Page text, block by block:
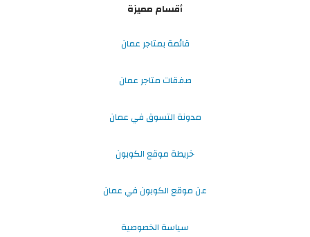
أقسام مميزة
قائمة بمتاجر عمان
صفقات متاجر عمان
مدونة التسوق في عمان
خريطة موقع الكوبون
عن موقع الكوبون في عمان
سياسة الخصوصية